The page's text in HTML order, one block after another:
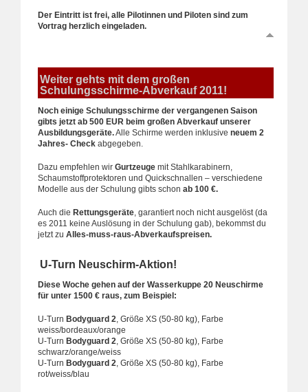
Der Eintritt ist frei, alle Pilotinnen und Piloten sind zum
Vortrag herzlich eingeladen.
Weiter gehts mit dem großen
Schulungsschirme-Abverkauf 2011!
Noch einige Schulungsschirme der vergangenen Saison
gibts jetzt ab 500 EUR beim großen Abverkauf unserer
Ausbildungsgeräte.Alle Schirme werden inklusive neuem 2
Jahres- Check abgegeben.
Dazu empfehlen wir Gurtzeuge mit Stahlkarabinern,
Schaumstoffprotektoren und Quickschnallen – verschiedene
Modelle aus der Schulung gibts schon ab 100 €.
Auch die Rettungsgeräte , garantiert noch nicht ausgelöst (da
es 2011 keine Auslösung in der Schulung gab), bekommst du
jetzt zu Alles-muss-raus-Abverkaufspreisen.
U-Turn Neuschirm-Aktion!
Diese Woche gehen auf der Wasserkuppe 20 Neuschirme
für unter 1500 € raus, zum Beispiel:
U-Turn Bodyguard 2 , Größe XS (50-80 kg), Farbe
weiss/bordeaux/orange
U-Turn Bodyguard 2 , Größe XS (50-80 kg), Farbe
schwarz/orange/weiss
U-Turn Bodyguard 2 , Größe XS (50-80 kg), Farbe
rot/weiss/blau